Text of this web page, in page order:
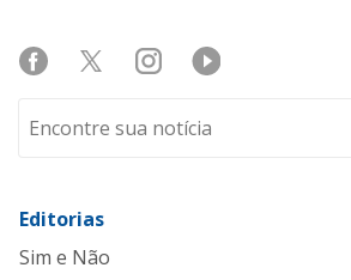
Editorias
Sim e Não